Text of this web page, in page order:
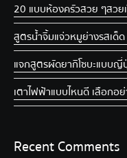
20 แบบห้องครัวสวย ๆ สว
สูตรน้ำจิ้มแจ่วหมูย่าง รสเด็
แจกสูตรผัดยากิโซบะแบบญี่
เตาไฟฟ้าแบบไหนดี เลือกอย่
Recent Comments